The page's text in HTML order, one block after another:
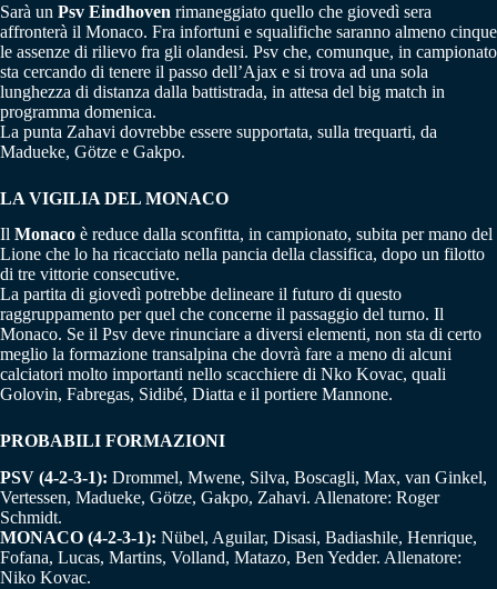
Sarà un Psv Eindhoven rimaneggiato quello che giovedì sera
affronterà il Monaco. Fra infortuni e squalifiche saranno almeno cinque
le assenze di rilievo fra gli olandesi. Psv che, comunque, in campionato
sta cercando di tenere il passo dell’Ajax e si trova ad una sola
lunghezza di distanza dalla battistrada, in attesa del big match in
programma domenica.
La punta Zahavi dovrebbe essere supportata, sulla trequarti, da
Madueke, Götze e Gakpo.
LA VIGILIA DEL MONACO
Il Monaco è reduce dalla sconfitta, in campionato, subita per mano del
Lione che lo ha ricacciato nella pancia della classifica, dopo un filotto
di tre vittorie consecutive.
La partita di giovedì potrebbe delineare il futuro di questo
raggruppamento per quel che concerne il passaggio del turno. Il
Monaco. Se il Psv deve rinunciare a diversi elementi, non sta di certo
meglio la formazione transalpina che dovrà fare a meno di alcuni
calciatori molto importanti nello scacchiere di Nko Kovac, quali
Golovin, Fabregas, Sidibé, Diatta e il portiere Mannone.
PROBABILI FORMAZIONI
PSV (4-2-3-1): Drommel, Mwene, Silva, Boscagli, Max, van Ginkel,
Vertessen, Madueke, Götze, Gakpo, Zahavi. Allenatore: Roger
Schmidt.
MONACO (4-2-3-1): Nübel, Aguilar, Disasi, Badiashile, Henrique,
Fofana, Lucas, Martins, Volland, Matazo, Ben Yedder. Allenatore:
Niko Kovac.